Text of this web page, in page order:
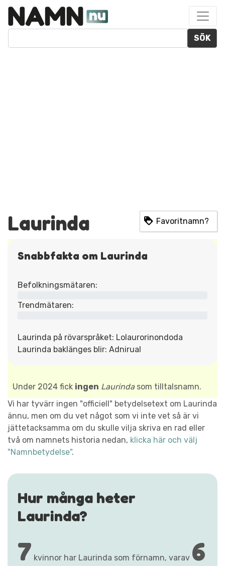
SÖK
Laurinda Favoritnamn?
Snabbfakta om Laurinda
Befolkningsmätaren:
Trendmätaren:
Laurinda på rövarspråket: Lolaurorinondoda
Laurinda baklänges blir: Adnirual
Under 2024 fick ingen Laurindasom tilltalsnamn.
Vi har tyvärr ingen "officiell" betydelsetext om Laurinda
ännu, men om du vet något som vi inte vet så är vi
jättetacksamma om du skulle vilja skriva en rad eller
två om namnets historia nedan, klicka här och välj
"Namnbetydelse".
Hur många heter
Laurinda?
7 kvinnor har Laurinda som förnamn, varav 6